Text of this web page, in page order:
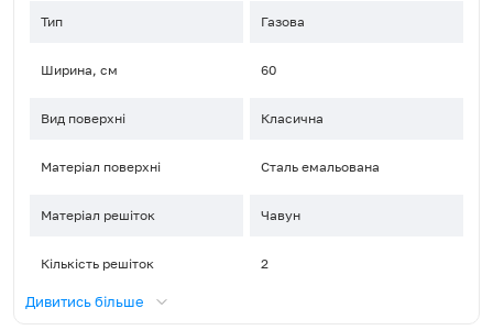
Тип Газова
Ширина, см 60
Вид поверхні Класична
Матеріал поверхні Сталь емальована
Матеріал решіток Чавун
Кількість решіток 2
Управління
Дивитись більше